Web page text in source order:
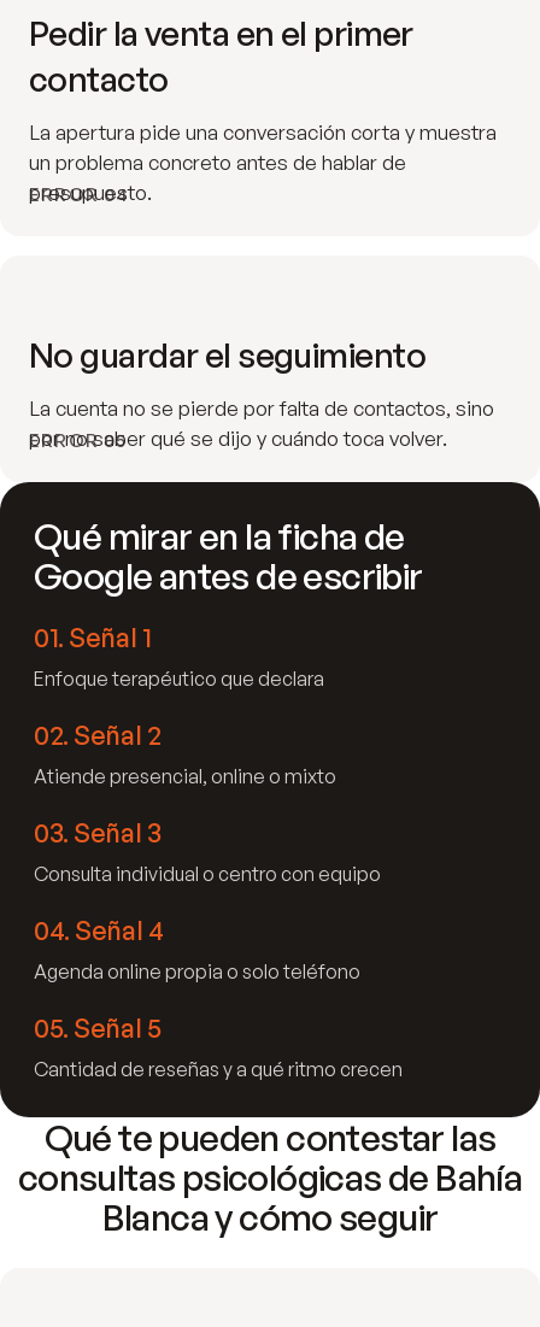
ERROR 04
Pedir la venta en el primer
contacto
La apertura pide una conversación corta y muestra
un problema concreto antes de hablar de
presupuesto.
ERROR 05
No guardar el seguimiento
La cuenta no se pierde por falta de contactos, sino
por no saber qué se dijo y cuándo toca volver.
Qué mirar en la ficha de
Google antes de escribir
01. Señal 1
Enfoque terapéutico que declara
02. Señal 2
Atiende presencial, online o mixto
03. Señal 3
Consulta individual o centro con equipo
04. Señal 4
Agenda online propia o solo teléfono
05. Señal 5
Cantidad de reseñas y a qué ritmo crecen
Qué te pueden contestar las
consultas psicológicas de Bahía
Blanca y cómo seguir